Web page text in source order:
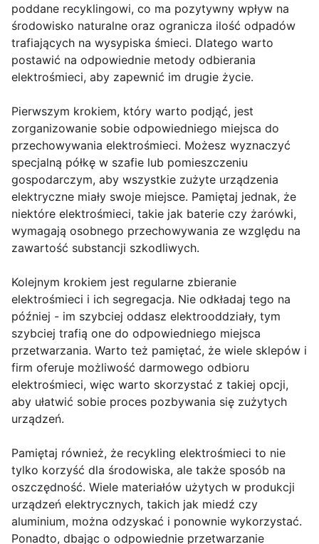
poddane recyklingowi, co ma pozytywny wpływ na
środowisko naturalne oraz ogranicza ilość odpadów
trafiających na wysypiska śmieci. Dlatego warto
postawić na odpowiednie metody odbierania
elektrośmieci, aby zapewnić im drugie życie.
Pierwszym krokiem, który warto podjąć, jest
zorganizowanie sobie odpowiedniego miejsca do
przechowywania elektrośmieci. Możesz wyznaczyć
specjalną półkę w szafie lub pomieszczeniu
gospodarczym, aby wszystkie zużyte urządzenia
elektryczne miały swoje miejsce. Pamiętaj jednak, że
niektóre elektrośmieci, takie jak baterie czy żarówki,
wymagają osobnego przechowywania ze względu na
zawartość substancji szkodliwych.
Kolejnym krokiem jest regularne zbieranie
elektrośmieci i ich segregacja. Nie odkładaj tego na
później - im szybciej oddasz elektrooddziały, tym
szybciej trafią one do odpowiedniego miejsca
przetwarzania. Warto też pamiętać, że wiele sklepów i
firm oferuje możliwość darmowego odbioru
elektrośmieci, więc warto skorzystać z takiej opcji,
aby ułatwić sobie proces pozbywania się zużytych
urządzeń.
Pamiętaj również, że recykling elektrośmieci to nie
tylko korzyść dla środowiska, ale także sposób na
oszczędność. Wiele materiałów użytych w produkcji
urządzeń elektrycznych, takich jak miedź czy
aluminium, można odzyskać i ponownie wykorzystać.
Ponadto, dbając o odpowiednie przetwarzanie